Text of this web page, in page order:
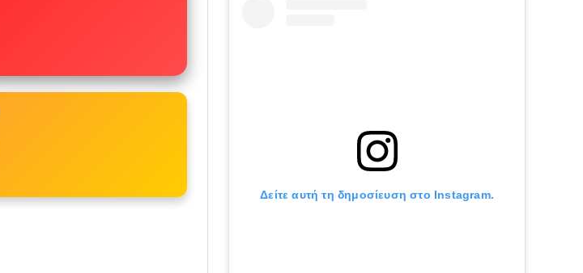
Δείτε αυτή τη δημοσίευση στο Instagram.